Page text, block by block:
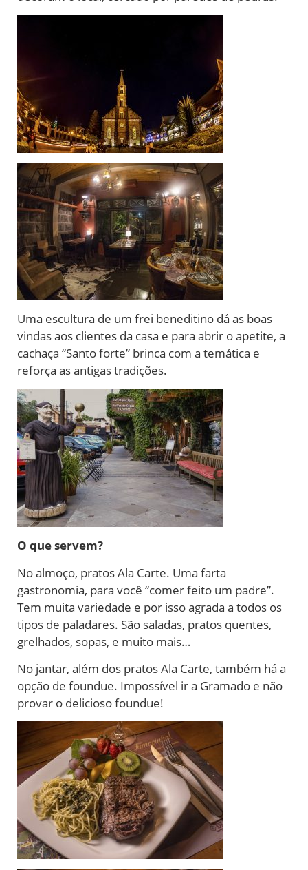
Uma escultura de um frei beneditino dá as boas
vindas aos clientes da casa e para abrir o apetite, a
cachaça “Santo forte” brinca com a temática e
reforça as antigas tradições.
O que servem?
No almoço, pratos Ala Carte. Uma farta
gastronomia, para você “comer feito um padre”.
Tem muita variedade e por isso agrada a todos os
tipos de paladares. São saladas, pratos quentes,
grelhados, sopas, e muito mais…
No jantar, além dos pratos Ala Carte, também há a
opção de foundue. Impossível ir a Gramado e não
provar o delicioso foundue!